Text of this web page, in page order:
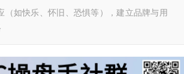
如快乐、怀旧、恐惧等），建立品牌与用